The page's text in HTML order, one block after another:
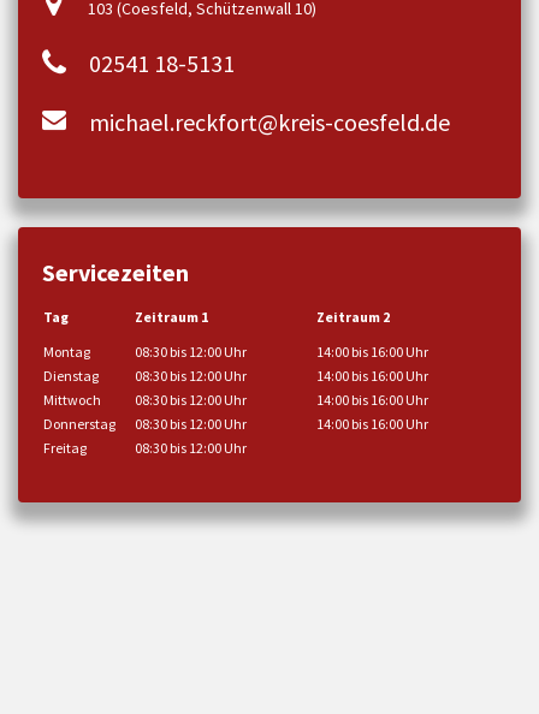
103 (Coesfeld, Schützenwall 10)
02541 18-5131
michael.reckfort@kreis-coesfeld.de
Servicezeiten
Tag Zeitraum 1
Zeitraum 2
Montag
08:30 bis 12:00 Uhr
14:00 bis 16:00 Uhr
Dienstag
08:30 bis 12:00 Uhr
14:00 bis 16:00 Uhr
Mittwoch
08:30 bis 12:00 Uhr
14:00 bis 16:00 Uhr
Donnerstag
08:30 bis 12:00 Uhr
14:00 bis 16:00 Uhr
Freitag
08:30 bis 12:00 Uhr